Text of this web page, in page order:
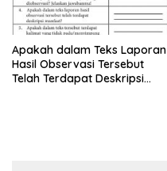
Apakah dalam Teks Laporan
Hasil Observasi Tersebut
Telah Terdapat Deskripsi